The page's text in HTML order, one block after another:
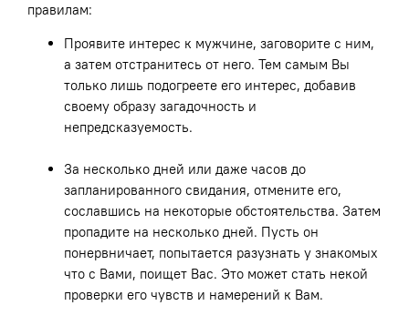
правилам:
Проявите интерес к мужчине, заговорите с ним,
а затем отстранитесь от него. Тем самым Вы
только лишь подогреете его интерес, добавив
своему образу загадочность и
непредсказуемость.
За несколько дней или даже часов до
запланированного свидания, отмените его,
сославшись на некоторые обстоятельства. Затем
пропадите на несколько дней. Пусть он
понервничает, попытается разузнать у знакомых
что с Вами, поищет Вас. Это может стать некой
проверки его чувств и намерений к Вам.